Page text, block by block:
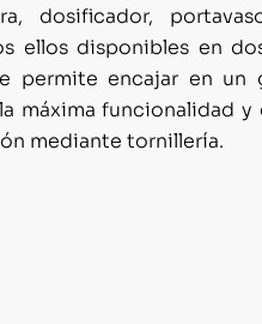
dosificador,
ellos disponibles en
permite encajar en un
máxima funcionalidad
mediante tornillería.